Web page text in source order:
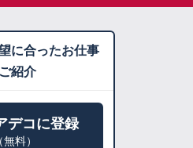
に合ったお仕事
紹介
デコに登録
（無料）